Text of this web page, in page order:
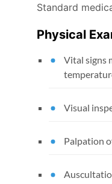
Standard
Physical
Vital signs
Visual
Palpation